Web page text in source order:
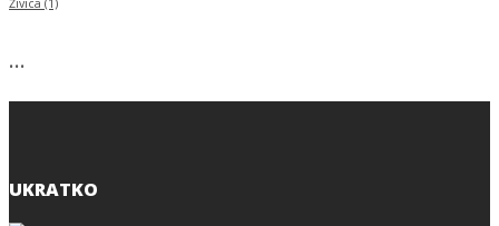
Živica (1)
…
UKRATKO